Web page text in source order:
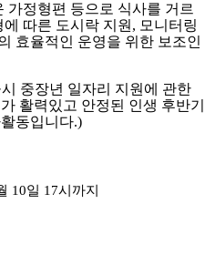
가정형편 등으로 식사를 거르
에 따른 도시락 지원 , 모니터링
효율적인 운영을 위한 보조인
중장년 일자리 지원에 관한
활력있고 안정된 인생 후반기
동입니다.)
10일 17시까지